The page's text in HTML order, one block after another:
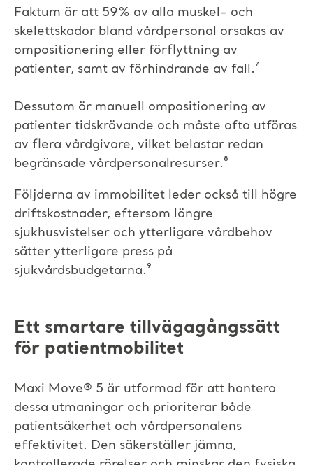
Faktum är att 59% av alla muskel- och
skelettskador bland vårdpersonal orsakas av
ompositionering eller förflyttning av
patienter, samt av förhindrande av fall.⁷
Dessutom är manuell ompositionering av
patienter tidskrävande och måste ofta utföras
av flera vårdgivare, vilket belastar redan
begränsade vårdpersonalresurser.⁸
Följderna av immobilitet leder också till högre
driftskostnader, eftersom längre
sjukhusvistelser och ytterligare vårdbehov
sätter ytterligare press på
sjukvårdsbudgetarna.⁹
Ett smartare tillvägagångssätt
för patientmobilitet
Maxi Move® 5 är utformad för att hantera
dessa utmaningar och prioriterar både
patientsäkerhet och vårdpersonalens
effektivitet. Den säkerställer jämna,